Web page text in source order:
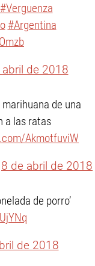
#Verguenza
#Argentina
de 2018
de una
a las ratas
AkmotfuviW
8 de abril de 2018
de porro’
de 2018